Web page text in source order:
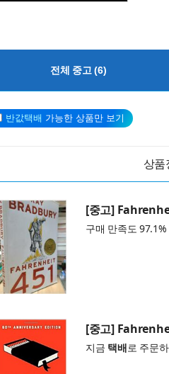
전체 중고 (6)
반값택배 가능한 상품만 보기
상품
[중고]
구매 만족도 97.1%
[중고]
지금 택배로 주문